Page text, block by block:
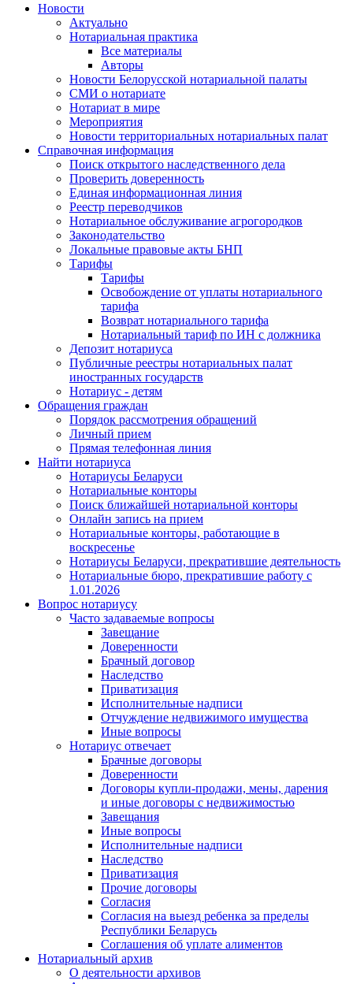
Новости
Актуально
Нотариальная практика
Все материалы
Авторы
Новости Белорусской нотариальной палаты
СМИ о нотариате
Нотариат в мире
Мероприятия
Новости территориальных нотариальных палат
Справочная информация
Поиск открытого наследственного дела
Проверить доверенность
Единая информационная линия
Реестр переводчиков
Нотариальное обслуживание агрогородков
Законодательство
Локальные правовые акты БНП
Тарифы
Тарифы
Освобождение от уплаты нотариального
тарифа
Возврат нотариального тарифа
Нотариальный тариф по ИН с должника
Депозит нотариуса
Публичные реестры нотариальных палат
иностранных государств
Нотариус - детям
Обращения граждан
Порядок рассмотрения обращений
Личный прием
Прямая телефонная линия
Найти нотариуса
Нотариусы Беларуси
Нотариальные конторы
Поиск ближайшей нотариальной конторы
Онлайн запись на прием
Нотариальные конторы, работающие в
воскресенье
Нотариусы Беларуси, прекратившие деятельность
Нотариальные бюро, прекратившие работу с
1.01.2026
Вопрос нотариусу
Часто задаваемые вопросы
Завещание
Доверенности
Брачный договор
Наследство
Приватизация
Исполнительные надписи
Отчуждение недвижимого имущества
Иные вопросы
Нотариус отвечает
Брачные договоры
Доверенности
Договоры купли-продажи, мены, дарения
и иные договоры с недвижимостью
Завещания
Иные вопросы
Исполнительные надписи
Наследство
Приватизация
Прочие договоры
Согласия
Согласия на выезд ребенка за пределы
Республики Беларусь
Соглашения об уплате алиментов
Нотариальный архив
О деятельности архивов